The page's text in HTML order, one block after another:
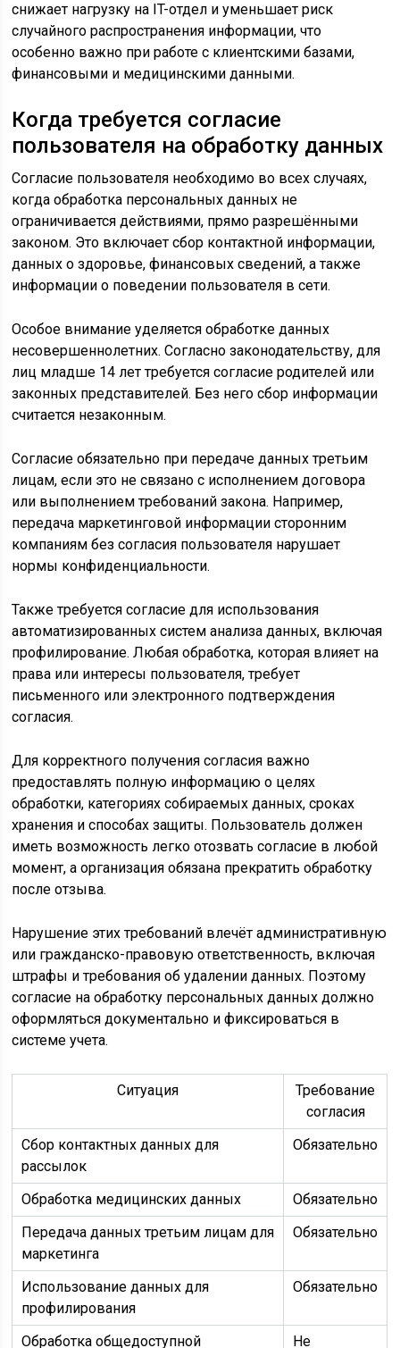
снижает нагрузку на IT-отдел и уменьшает риск
случайного распространения информации, что
особенно важно при работе с клиентскими базами,
финансовыми и медицинскими данными.
Когда требуется согласие
пользователя на обработку данных
Согласие пользователя необходимо во всех случаях,
когда обработка персональных данных не
ограничивается действиями, прямо разрешёнными
законом. Это включает сбор контактной информации,
данных о здоровье, финансовых сведений, а также
информации о поведении пользователя в сети.
Особое внимание уделяется обработке данных
несовершеннолетних. Согласно законодательству, для
лиц младше 14 лет требуется согласие родителей или
законных представителей. Без него сбор информации
считается незаконным.
Согласие обязательно при передаче данных третьим
лицам, если это не связано с исполнением договора
или выполнением требований закона. Например,
передача маркетинговой информации сторонним
компаниям без согласия пользователя нарушает
нормы конфиденциальности.
Также требуется согласие для использования
автоматизированных систем анализа данных, включая
профилирование. Любая обработка, которая влияет на
права или интересы пользователя, требует
письменного или электронного подтверждения
согласия.
Для корректного получения согласия важно
предоставлять полную информацию о целях
обработки, категориях собираемых данных, сроках
хранения и способах защиты. Пользователь должен
иметь возможность легко отозвать согласие в любой
момент, а организация обязана прекратить обработку
после отзыва.
Нарушение этих требований влечёт административную
или гражданско-правовую ответственность, включая
штрафы и требования об удалении данных. Поэтому
согласие на обработку персональных данных должно
оформляться документально и фиксироваться в
системе учета.
Ситуация
Требование
согласия
Сбор контактных данных для
рассылок
Обязательно
Обработка медицинских данных
Обязательно
Передача данных третьим лицам для
маркетинга
Обязательно
Использование данных для
профилирования
Обязательно
Обработка общедоступной Не